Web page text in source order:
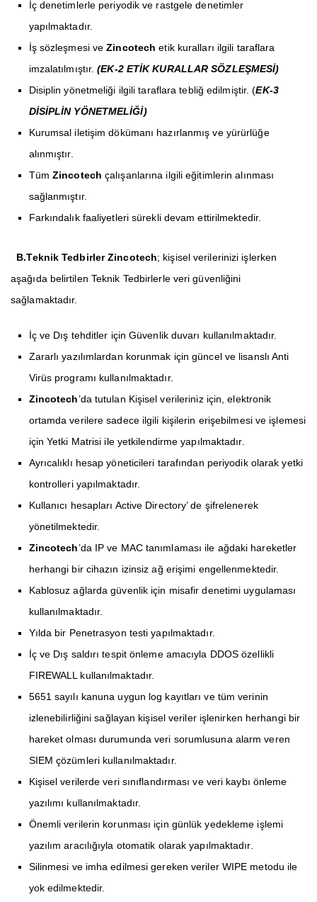
İç denetimlerle periyodik ve rastgele denetimler
yapılmaktadır.
İş sözleşmesi veZincotech etik kuralları ilgili taraflara
imzalatılmıştır.(EK-2 ETİK KURALLAR SÖZLEŞMESİ)
Disiplin yönetmeliği ilgili taraflara tebliğ edilmiştir. (EK-3
DİSİPLİN YÖNETMELİĞİ)
Kurumsal iletişim dökümanı hazırlanmış ve yürürlüğe
alınmıştır.
Tüm Zincotech çalışanlarına ilgili eğitimlerin alınması
sağlanmıştır.
Farkındalık faaliyetleri sürekli devam ettirilmektedir.
B.Teknik Tedbirler Zincotech; kişisel verilerinizi işlerken
aşağıda belirtilen Teknik Tedbirlerle veri güvenliğini
sağlamaktadır.
İç ve Dış tehditler için Güvenlik duvarı kullanılmaktadır.
Zararlı yazılımlardan korunmak için güncel ve lisanslı Anti
Virüs programı kullanılmaktadır.
Zincotech’da tutulan Kişisel verileriniz için, elektronik
ortamda verilere sadece ilgili kişilerin erişebilmesi ve işlemesi
için Yetki Matrisi ile yetkilendirme yapılmaktadır.
Ayrıcalıklı hesap yöneticileri tarafından periyodik olarak yetki
kontrolleri yapılmaktadır.
Kullanıcı hesapları Active Directory’ de şifrelenerek
yönetilmektedir.
Zincotech’da IP ve MAC tanımlaması ile ağdaki hareketler
herhangi bir cihazın izinsiz ağ erişimi engellenmektedir.
Kablosuz ağlarda güvenlik için misafir denetimi uygulaması
kullanılmaktadır.
Yılda bir Penetrasyon testi yapılmaktadır.
İç ve Dış saldırı tespit önleme amacıyla DDOS özellikli
FIREWALL kullanılmaktadır.
5651 sayılı kanuna uygun log kayıtları ve tüm verinin
izlenebilirliğini sağlayan kişisel veriler işlenirken herhangi bir
hareket olması durumunda veri sorumlusuna alarm veren
SIEM çözümleri kullanılmaktadır.
Kişisel verilerde veri sınıflandırması ve veri kaybı önleme
yazılımı kullanılmaktadır.
Önemli verilerin korunması için günlük yedekleme işlemi
yazılım aracılığıyla otomatik olarak yapılmaktadır.
Silinmesi ve imha edilmesi gereken veriler WIPE metodu ile
yok edilmektedir.